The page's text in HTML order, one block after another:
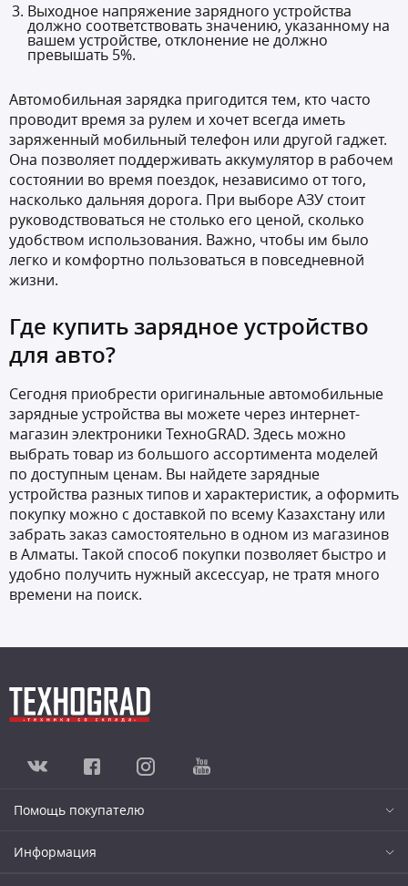
Выходное напряжение зарядного устройства
должно соответствовать значению, указанному на
вашем устройстве, отклонение не должно
превышать 5%.
Автомобильная зарядка пригодится тем, кто часто
проводит время за рулем и хочет всегда иметь
заряженный мобильный телефон или другой гаджет.
Она позволяет поддерживать аккумулятор в рабочем
состоянии во время поездок, независимо от того,
насколько дальняя дорога. При выборе АЗУ стоит
руководствоваться не столько его ценой, сколько
удобством использования. Важно, чтобы им было
легко и комфортно пользоваться в повседневной
жизни.
Где купить зарядное устройство
для авто?
Сегодня приобрести оригинальные автомобильные
зарядные устройства вы можете через интернет-
магазин электроники ТехноGRAD. Здесь можно
выбрать товар из большого ассортимента моделей
по доступным ценам. Вы найдете зарядные
устройства разных типов и характеристик, а оформить
покупку можно с доставкой по всему Казахстану или
забрать заказ самостоятельно в одном из магазинов
в Алматы. Такой способ покупки позволяет быстро и
удобно получить нужный аксессуар, не тратя много
времени на поиск.
Помощь покупателю
Информация